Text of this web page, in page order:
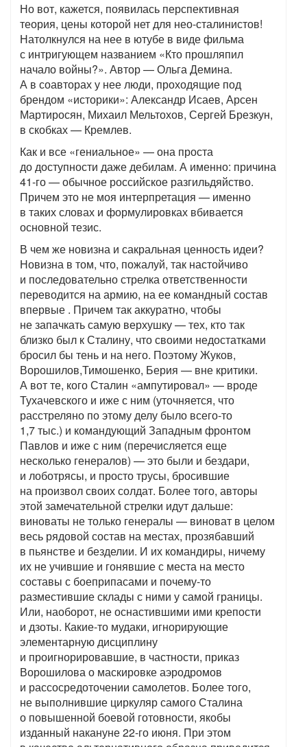
Но вот, кажется, появилась перспективная
теория, цены которой нет для нео-сталинистов!
Натолкнулся на нее в ютубе в виде фильма
с интригующем названием «Кто прошляпил
начало войны?». Автор — Ольга Демина.
А в соавторах у нее люди, проходящие под
брендом «историки»: Александр Исаев, Арсен
Мартиросян, Михаил Мельтохов, Сергей Брезкун,
в скобках — Кремлев.
Как и все «гениальное» — она проста
до доступности даже дебилам. А именно: причина
41-го — обычное российское разгильдяйство.
Причем это не моя интерпретация — именно
в таких словах и формулировках вбивается
основной тезис.
В чем же новизна и сакральная ценность идеи?
Новизна в том, что, пожалуй, так настойчиво
и последовательно стрелка ответственности
переводится на армию, на ее командный состав
впервые . Причем так аккуратно, чтобы
не запачкать самую верхушку — тех, кто так
близко был к Сталину, что своими недостатками
бросил бы тень и на него. Поэтому Жуков,
Ворошилов,Тимошенко, Берия — вне критики.
А вот те, кого Сталин «ампутировал» — вроде
Тухачевского и иже с ним (уточняется, что
расстреляно по этому делу было всего-то
1,7 тыс.) и командующий Западным фронтом
Павлов и иже с ним (перечисляется еще
несколько генералов) — это были и бездари,
и лоботрясы, и просто трусы, бросившие
на произвол своих солдат. Более того, авторы
этой замечательной стрелки идут дальше:
виноваты не только генералы — виноват в целом
весь рядовой состав на местах, прозябавший
в пьянстве и безделии. И их командиры, ничему
их не учившие и гонявшие с места на место
составы с боеприпасами и почему-то
разместившие склады с ними у самой границы.
Или, наоборот, не оснастившими ими крепости
и дзоты. Какие-то мудаки, игнорирующие
элементарную дисциплину
и проигнорировавшие, в частности, приказ
Ворошилова о маскировке аэродромов
и рассосредоточении самолетов. Более того,
не выполнившие циркуляр самого Сталина
о повышенной боевой готовности, якобы
изданный накануне 22-го июня. При этом